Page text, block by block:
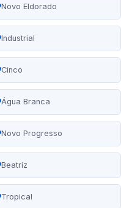
Novo Eldorado
Industrial
Cinco
Água Branca
Novo Progresso
Beatriz
Tropical